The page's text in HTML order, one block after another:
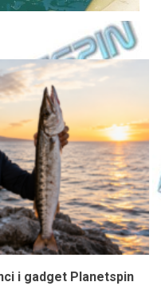
i gadget Planetspin